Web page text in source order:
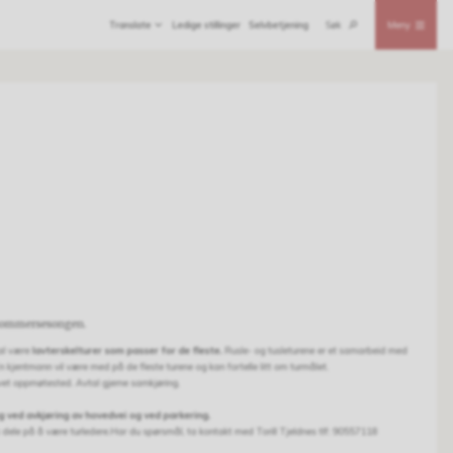
Translate Ledige stillinger Selvbetjening Søk Meny
være lavterskelturer som passer for de fleste.
Rusle- og tusleturene er et samarbeid med
kjentmann vil være med på de fleste turene og kan fortelle litt om turmålet.
oppmøtested. Avtal gjerne samkjøring.
avkjøring av hovedvei og ved parkering.
dele på å være turledere.Har du spørsmål, ta kontakt med Torill Tjeldnes tlf: 90557118